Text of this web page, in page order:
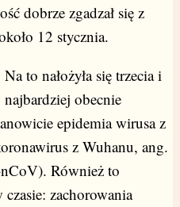
dobrze zgadzał się z
12 stycznia.
Na to nałożyła się trzecia i
najbardziej obecnie
epidemia wirusa z
z Wuhanu, ang.
Również to
zachorowania